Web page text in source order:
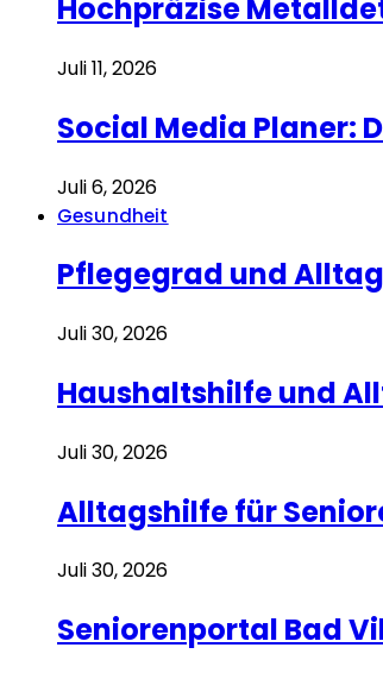
Hochpräzise
Juli 11, 2026
Social Media Planer:
Juli 6, 2026
Gesundheit
Pflegegrad und
Juli 30, 2026
Haushaltshilfe und
Juli 30, 2026
Alltagshilfe für
Juli 30, 2026
Seniorenportal Bad